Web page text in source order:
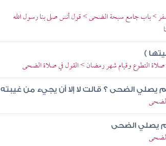
> باب جامع سبحة الضحى > قول أنس صلى بنا رسول الله
)
التطوع وقيام شهر رمضان > القول في صلاة الضحى
يصلي الضحى ؟ قالت لا إلا أن يجيء من غيبته
يصلي الضحى